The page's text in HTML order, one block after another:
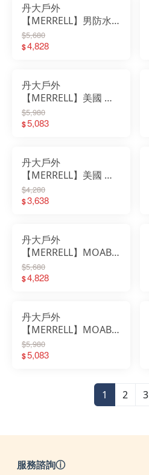
丹大戶外
【MERRELL】男防水
登山鞋 ML037515｜男
鞋｜鞋子｜布鞋｜登山
$5,680
$4,828
丹大戶外
【MERRELL】美國 男
款輕量戶外高筒鞋
ML037503｜鞋子｜布
$5,980
$5,083
丹大戶外
【MERRELL】美國 防
潑水中筒戶外鞋 男款
ML037537｜鞋子｜布
$4,280
$3,638
丹大戶外
【MERRELL】MOAB 3
APEX MID中筒防水登
山健行鞋 男款｜防水｜
$5,680
$4,828
丹大戶外
【MERRELL】MOAB
SPEED 2 LTR MID WP
中筒防水登山健行鞋 男
$5,980
$5,083
1 2 3
服務諮詢ⓘ